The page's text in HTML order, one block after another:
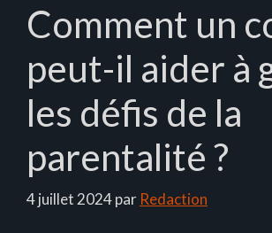
Comment un
peut-il aider à
les défis de la
parentalité ?
4 juillet 2024par Redaction